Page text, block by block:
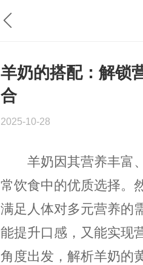
羊奶的搭配：解锁
合
2025-10-28
羊奶因其营养丰富、
常饮食中的优质选择。
满足人体对多元营养的
能提升口感，又能实现
角度出发，解析羊奶的